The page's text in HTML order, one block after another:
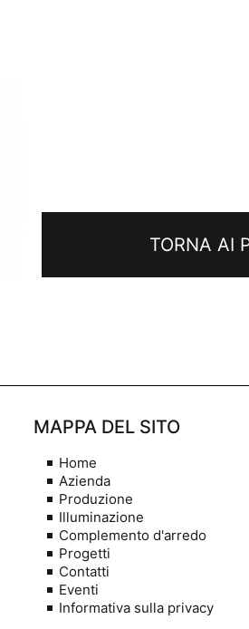
TORNA AI
MAPPA DEL SITO
Home
Azienda
Produzione
Illuminazione
Complemento d'arredo
Progetti
Contatti
Eventi
Informativa sulla privacy